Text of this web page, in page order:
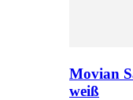
Movian
weiß